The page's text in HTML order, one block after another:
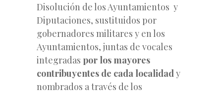
Disolución de los Ayuntamientos y
Diputaciones, sustituidos por
gobernadores militares y en los
Ayuntamientos, juntas de vocales
integradas por los mayores
contribuyentes de cada localidady
nombrados a través de los